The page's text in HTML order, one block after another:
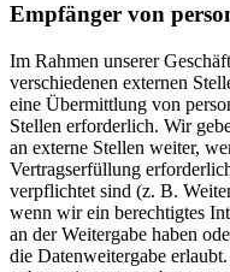
Empfänger von
Im Rahmen unserer
verschiedenen externen
eine Übermittlung von
Stellen erforderlich. Wir
an externe Stellen weiter,
Vertragserfüllung
verpflichtet sind (z. B.
wenn wir ein berechtigtes
an der Weitergabe haben
die Datenweitergabe